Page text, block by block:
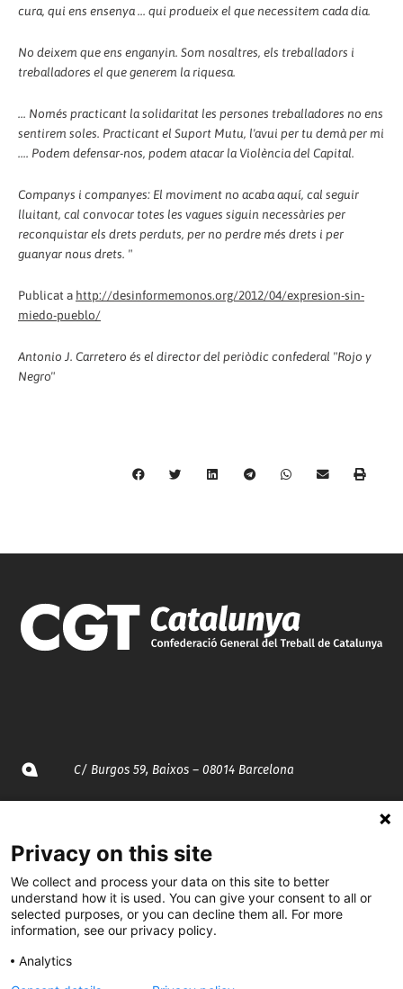
cura, qui ens ensenya ... qui produeix el que necessitem cada dia.
No deixem que ens enganyin. Som nosaltres, els treballadors i
treballadores el que generem la riquesa.
... Només practicant la solidaritat les persones treballadores no ens
sentirem soles. Practicant el Suport Mutu, l'avui per tu demà per mi
.... Podem defensar-nos, podem atacar la Violència del Capital.
Companys i companyes: El moviment no acaba aquí, cal seguir
lluitant, cal convocar totes les vagues siguin necessàries per
reconquistar els drets perduts, per no perdre més drets i per
guanyar nous drets. "
Publicat a http://desinformemonos.org/2012/04/expresion-sin-
miedo-pueblo/
Antonio J. Carretero és el director del periòdic confederal "Rojo y
Negro"
C/ Burgos 59, Baixos – 08014 Barcelona
935 120 481
@CGTCatalunya
CGTCatalunya
Privacy on this site
We collect and process your data on this site to better
understand how it is used. You can give your consent to all or
selected purposes, or you can decline them all. For more
information, see our privacy policy.
Analytics